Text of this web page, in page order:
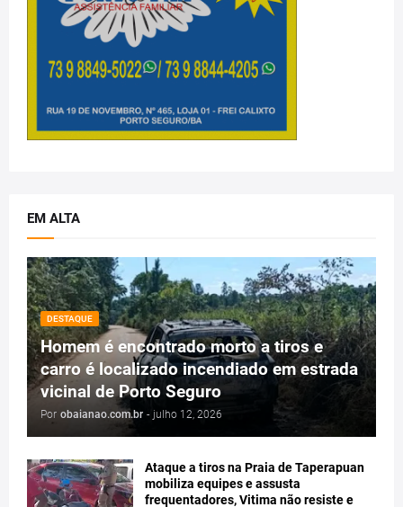
EM ALTA
DESTAQUE
Homem é encontrado morto a tiros e
carro é localizado incendiado em estrada
vicinal de Porto Seguro
Por obaianao.com.br - julho 12, 2026
Ataque a tiros na Praia de Taperapuan
mobiliza equipes e assusta
frequentadores, Vitima não resiste e